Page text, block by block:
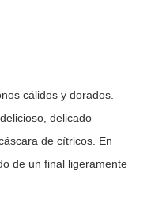
cálidos y dorados.
delicado
de cítricos. En
de un final ligeramente